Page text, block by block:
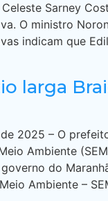
Sarney
O ministro
indicam que
larga
2025 – O
Ambiente
do
Ambiente –